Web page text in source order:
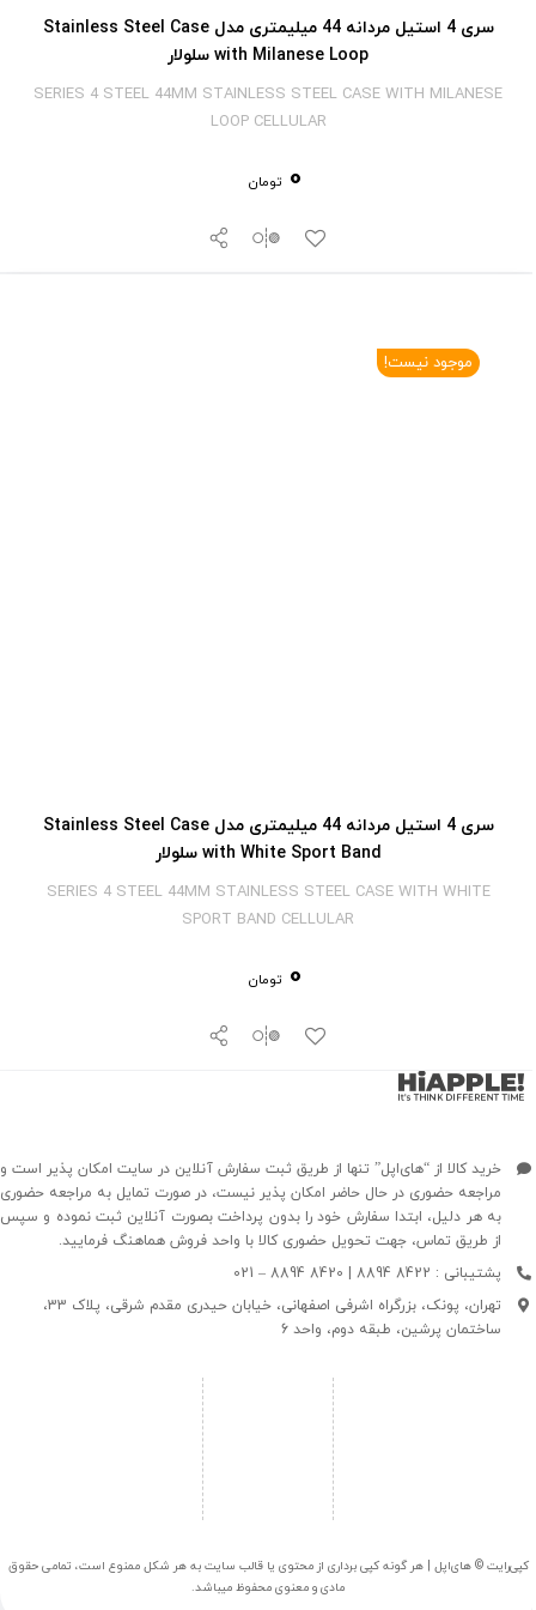
سری 4 استیل مردانه 44 میلیمتری مدل Stainless Steel Case
with Milanese Loop سلولار
SERIES 4 STEEL 44MM STAINLESS STEEL CASE WITH MILANESE
LOOP CELLULAR
0 تومان
موجود نیست!
سری 4 استیل مردانه 44 میلیمتری مدل Stainless Steel Case
with White Sport Band سلولار
SERIES 4 STEEL 44MM STAINLESS STEEL CASE WITH WHITE
SPORT BAND CELLULAR
0 تومان
خرید کالا از “های‌اپل” تنها از طریق ثبت سفارش آنلاین در سایت امکان پذیر است و
مراجعه حضوری در حال حاضر امکان پذیر نیست، در صورت تمایل به مراجعه حضوری
به هر دلیل، ابتدا سفارش خود را بدون پرداخت بصورت آنلاین ثبت نموده و سپس
از طریق تماس، جهت تحویل حضوری کالا با واحد فروش هماهنگ فرمایید.
پشتیبانی : 8422 8894 | 8420 8894 – 021
تهران، پونک، بزرگراه اشرفی اصفهانی، خیابان حیدری مقدم شرقی، پلاک 33،
ساختمان پرشین، طبقه دوم، واحد 6
کپی‌رایت © های‌اپل | هر گونه کپی برداری از محتوی یا قالب سایت به هر شکل ممنوع است، تمامی حقوق
مادی و معنوی محفوظ میباشد.